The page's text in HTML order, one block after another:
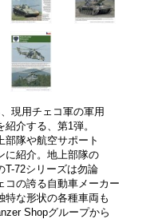
現用チェコ軍の軍用
介する、第1弾。
部隊や航空サポート
に紹介。地上部隊の
T-72シリーズは勿論
コの誇る自動車メーカー
特な形状の各種車両も
Shopグループから